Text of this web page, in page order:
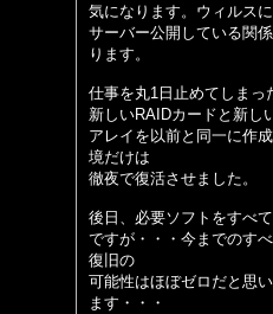
気になります。ウィルス
サーバー公開している関
ります。
仕事を丸1日止めてしまっ
新しいRAIDカードと新し
アレイを以前と同一に作
境だけは
徹夜で復活させました。
後日、必要ソフトをすべ
ですが・・・今までのす
復旧の
可能性はほぼゼロだと思
ます・・・